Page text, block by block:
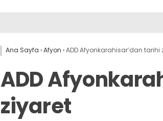
Ana Sayfa ›Afyon ›ADD Afyonkarahisar’dan tarihi
ADD
ziyaret